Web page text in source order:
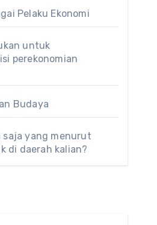
Pelaku Ekonomi
untuk
perekonomian
Budaya
saja yang menurut
di daerah kalian?